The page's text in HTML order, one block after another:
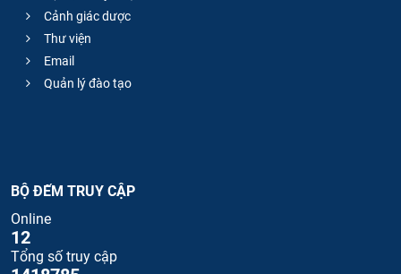
Cảnh giác dược
Thư viện
Email
Quản lý đào tạo
BỘ ĐẾM TRUY CẬP
Online
12
Tổng số truy cập